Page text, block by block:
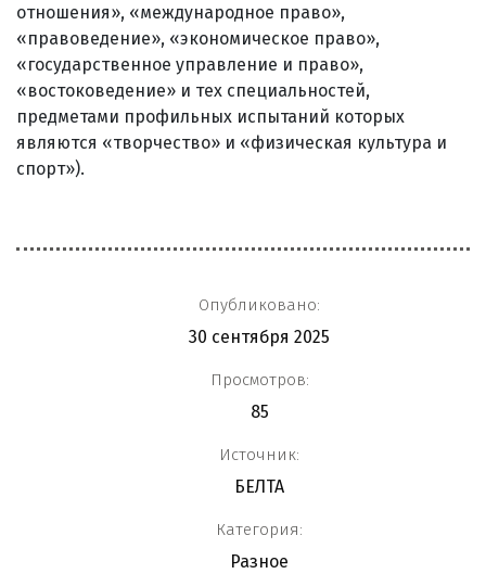
отношения», «международное право»,
«правоведение», «экономическое право»,
«государственное управление и право»,
«востоковедение» и тех специальностей,
предметами профильных испытаний которых
являются «творчество» и «физическая культура и
спорт»).
Опубликовано:
30 сентября 2025
Просмотров:
85
Источник:
БЕЛТА
Категория:
Разное